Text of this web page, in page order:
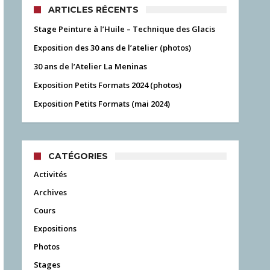
ARTICLES RÉCENTS
Stage Peinture à l’Huile – Technique des Glacis
Exposition des 30 ans de l’atelier (photos)
30 ans de l’Atelier La Meninas
Exposition Petits Formats 2024 (photos)
Exposition Petits Formats (mai 2024)
CATÉGORIES
Activités
Archives
Cours
Expositions
Photos
Stages